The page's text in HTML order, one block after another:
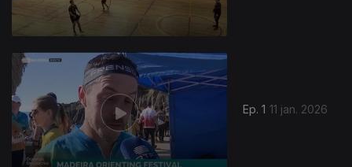
Ep. 1 11 jan. 2026